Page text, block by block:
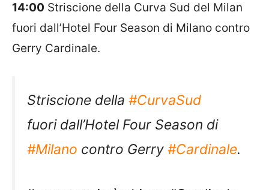
14:00 Striscione della Curva Sud del Milan
fuori dall’Hotel Four Season di Milano contro
Gerry Cardinale.
Striscione della #CurvaSud
fuori dall’Hotel Four Season di
#Milano contro Gerry #Cardinale.